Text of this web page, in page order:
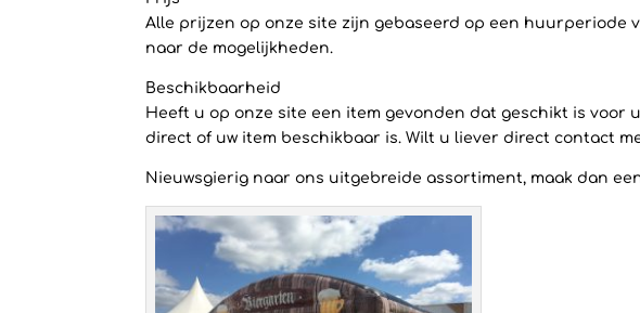
Alle prijzen op onze site zijn gebaseerd op een huurperiode
naar de mogelijkheden.
Beschikbaarheid
Heeft u op onze site een item gevonden dat geschikt is voor
direct of uw item beschikbaar is. Wilt u liever direct contact
Nieuwsgierig naar ons uitgebreide assortiment, maak dan